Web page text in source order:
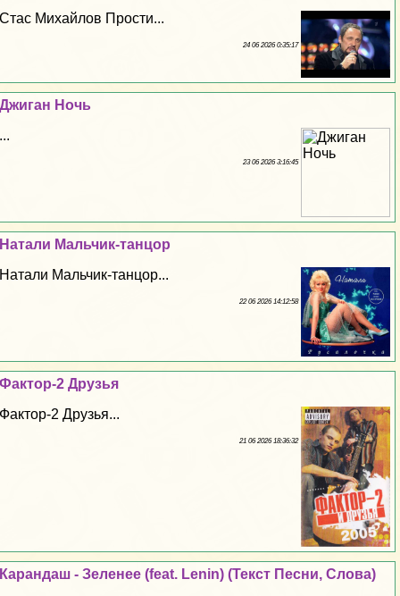
Стас Михайлов Прости...
24 06 2026 0:35:17
Джиган Ночь
...
23 06 2026 3:16:45
Натали Мальчик-танцор
Натали Мальчик-танцор...
22 06 2026 14:12:58
Фактор-2 Друзья
Фактор-2 Друзья...
21 06 2026 18:36:32
Карандаш - Зеленее (feat. Lenin) (Текст Песни, Слова)